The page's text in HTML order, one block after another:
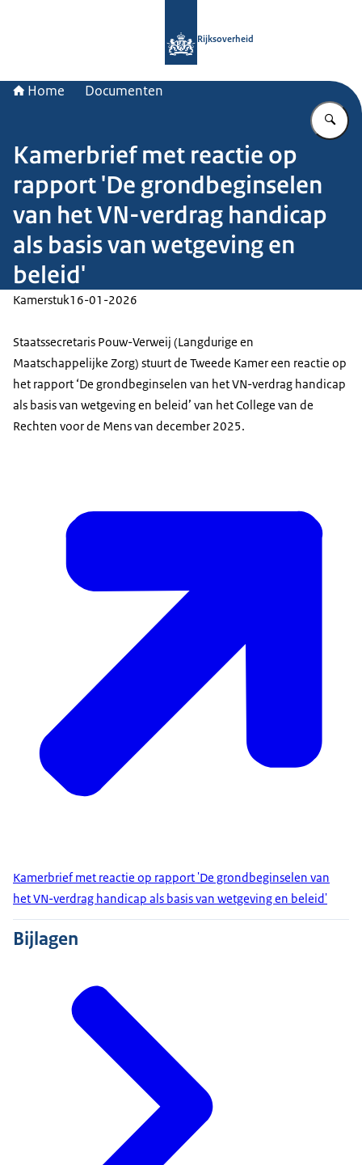
Rijksoverheid
Home Documenten
Kamerbrief met reactie op
rapport 'De grondbeginselen
van het VN-verdrag handicap
als basis van wetgeving en
beleid'
Kamerstuk16-01-2026
Staatssecretaris Pouw-Verweij (Langdurige en
Maatschappelijke Zorg) stuurt de Tweede Kamer een reactie op
het rapport ‘De grondbeginselen van het VN-verdrag handicap
als basis van wetgeving en beleid’ van het College van de
Rechten voor de Mens van december 2025.
Kamerbrief met reactie op rapport 'De grondbeginselen van
het VN-verdrag handicap als basis van wetgeving en beleid'
Bijlagen